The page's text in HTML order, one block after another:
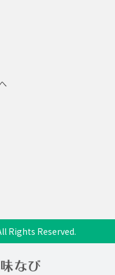
Rights Reserved.